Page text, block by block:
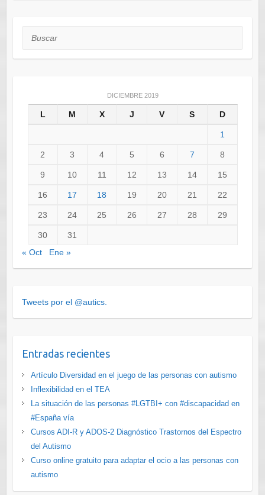
Buscar
DICIEMBRE 2019
L M X J V S D
1
2 3 4 5 6 7 8
9 10 11 12 13 14 15
16 17 18 19 20 21 22
23 24 25 26 27 28 29
30
31
« Oct
Ene »
Tweets por el @autics.
Entradas recientes
Artículo Diversidad en el juego de las personas con autismo
Inflexibilidad en el TEA
La situación de las personas #LGTBI+ con #discapacidad en
#España vía
Cursos ADI-R y ADOS-2 Diagnóstico Trastornos del Espectro
del Autismo
Curso online gratuito para adaptar el ocio a las personas con
autismo